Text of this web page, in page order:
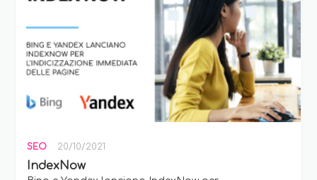
SEO 20/10/2021
IndexNow